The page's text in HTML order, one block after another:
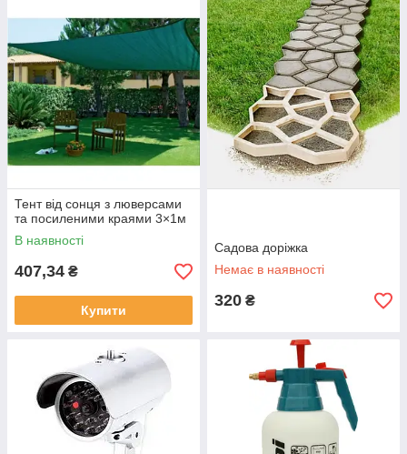
Тент від сонця з люверсами
та посиленими краями 3×1м
В наявності
407,34 ₴
Купити
Садова доріжка
Немає в наявності
320 ₴